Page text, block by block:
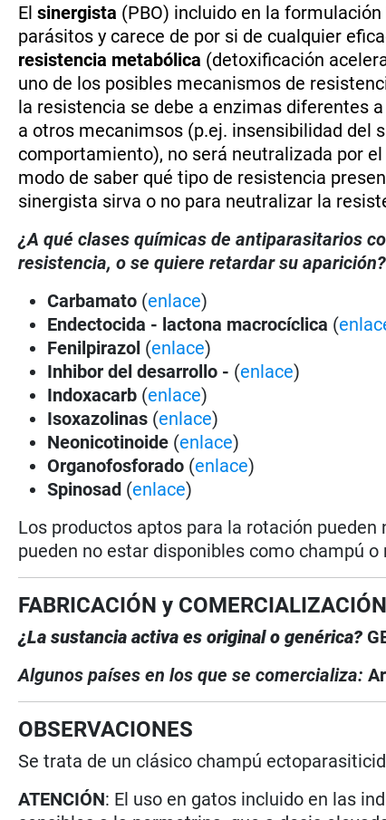
Elsinergista (PBO) incluido en la
parásitos y carece de por si de cualquier
resistencia metabólica (detoxificación
uno de los posibles mecanismos de
la resistencia se debe a enzimas diferentes
a otros mecanimsos (p.ej. insensibilidad del
comportamiento), no será neutralizada por
modo de saber qué tipo de resistencia
sinergista sirva o no para neutralizar la
¿A qué clases químicas de antiparasitarios
resistencia, o se quiere retardar su aparición?
Carbamato (enlace)
Endectocida - lactona macrocíclica (
Fenilpirazol (enlace)
Inhibor del desarrollo - (enlace)
Indoxacarb (enlace)
Isoxazolinas (enlace)
Neonicotinoide (enlace)
Organofosforado (enlace)
Spinosad (enlace)
Los productos aptos para la rotación
pueden no estar disponibles como champú
FABRICACIÓN y COMERCIALIZACIÓN
¿La sustancia activa es original o genérica?
Algunos países en los que se comercializa:
OBSERVACIONES
Se trata de un clásico champú
ATENCIÓN: El uso en gatos incluido en las